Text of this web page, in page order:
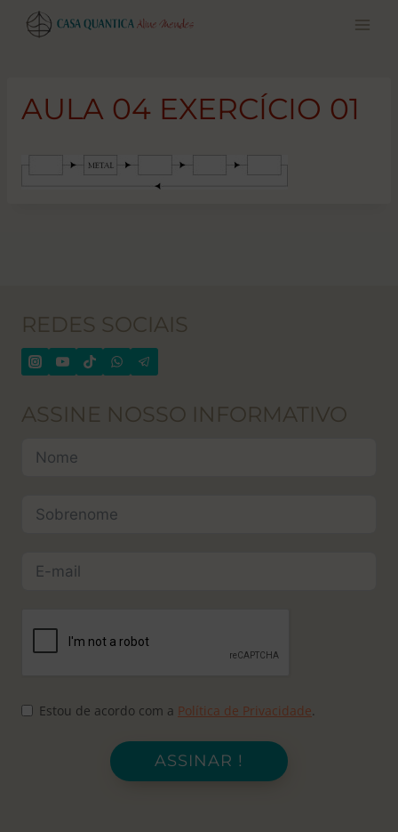
Pular
para
AULA 04 EXERCÍCIO 01
REDES SOCIAIS
ASSINE NOSSO INFORMATIVO
Estou de acordo com a Política de Privacidade.
ASSINAR !